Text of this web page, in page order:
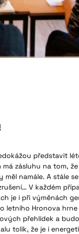
představit
má zásluhu na tom,
namále. A stále
V každém
je i při výměnách
letního Hronova
přehlídek a
tolik, že je i